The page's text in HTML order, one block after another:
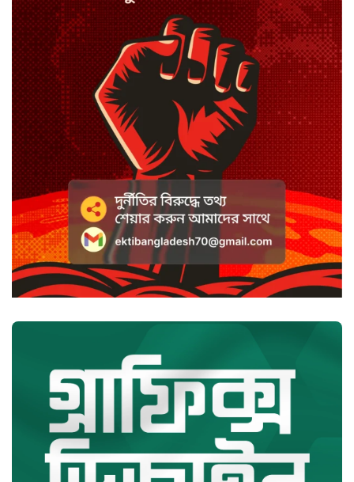
যুক্তরাজ্যে সামাজিকমাধ্যমের কারফিউ
মানছে না কিশোররা
কটাক্ষ আর বিদ্রূপে জমে উঠেছে
ভ্যান্সের রাজনীতি
সৌদি আরবে হুতি হামলায় শিশুসহ
আহত ১১